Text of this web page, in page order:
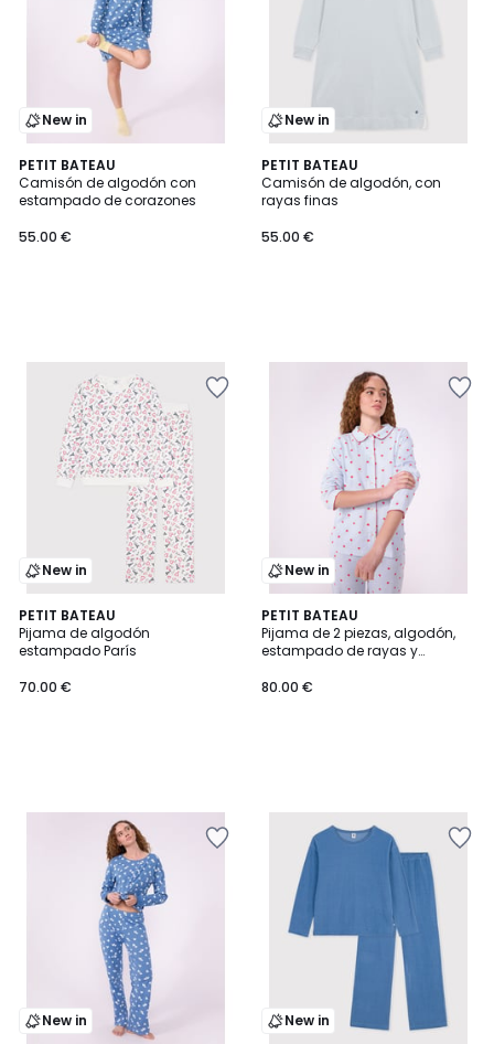
New in
PETIT BATEAU
Camisón de algodón con
estampado de corazones
55.00 €
New in
PETIT BATEAU
Camisón de algodón, con
rayas finas
55.00 €
New in
PETIT BATEAU
Pijama de algodón
estampado París
70.00 €
New in
PETIT BATEAU
Pijama de 2 piezas, algodón,
estampado de rayas y
80.00 €
New in New in